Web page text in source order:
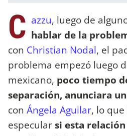
C azzu, luego de
hablar de la
con Christian Nodal, el
problema empezó luego
mexicano, poco tiempo
separación, anunciara
con Ángela Aguilar, lo
especularsi esta